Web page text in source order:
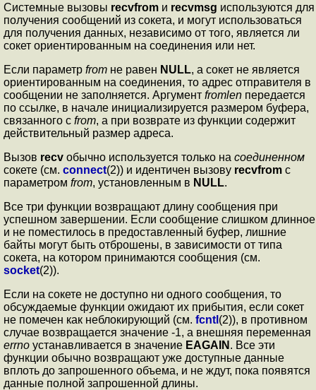
Системные вызовы recvfrom и recvmsg используются для
получения сообщений из сокета, и могут использоваться
для получения данных, независимо от того, является ли
сокет ориентированным на соединения или нет.
Если параметр from не равен NULL, а сокет не является
ориентированным на соединения, то адрес отправителя в
сообщении не заполняется. Аргумент fromlen передается
по ссылке, в начале инициализируется размером буфера,
связанного с from, а при возврате из функции содержит
действительный размер адреса.
Вызов recv обычно используется только на соединенном
сокете (см. connect(2)) и идентичен вызову recvfrom с
параметром from, установленным в NULL.
Все три функции возвращают длину сообщения при
успешном завершении. Если сообщение слишком длинное
и не поместилось в предоставленный буфер, лишние
байты могут быть отброшены, в зависимости от типа
сокета, на котором принимаются сообщения (см.
socket(2)).
Если на сокете не доступно ни одного сообщения, то
обсуждаемые функции ожидают их прибытия, если сокет
не помечен как неблокирующий (см. fcntl (2)), в противном
случае возвращается значение -1, а внешняя переменная
errno устанавливается в значение EAGAIN . Все эти
функции обычно возвращают уже доступные данные
вплоть до запрошенного объема, и не ждут, пока появятся
данные полной запрошенной длины.